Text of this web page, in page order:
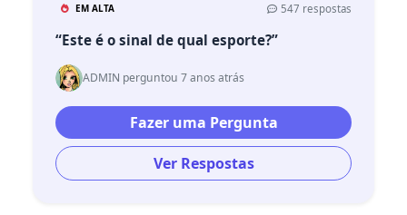
EM ALTA 547 respostas
“Este é o sinal de qual esporte?”
ADMIN perguntou 7 anos atrás
Fazer uma Pergunta
Ver Respostas